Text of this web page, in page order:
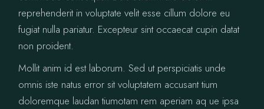
reprehenderit in voluptate velit esse cillum dolore eu
fugiat nulla pariatur. Excepteur sint occaecat cupin datat
non proident.
Mollit anim id est laborum. Sed ut perspiciatis unde
omnis iste natus error sit voluptatem accusant tium
doloremque laudan tiumotam rem aperiam aq ue ipsa